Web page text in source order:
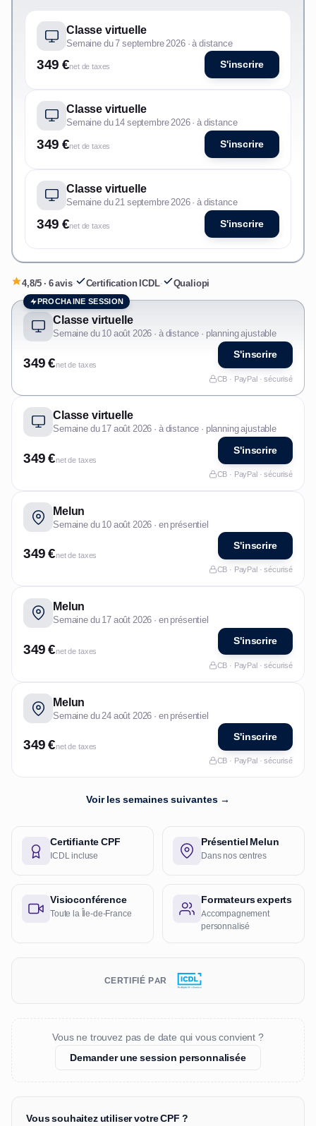
Classe virtuelle
Semaine du 7 septembre 2026 · à distance
349 €net de taxes S'inscrire
Classe virtuelle
Semaine du 14 septembre 2026 · à distance
349 €net de taxes S'inscrire
Classe virtuelle
Semaine du 21 septembre 2026 · à distance
349 €net de taxes S'inscrire
4,8/5 · 6 avis· Certification ICDL· Qualiopi
PROCHAINE SESSION
Classe virtuelle
Semaine du 10 août 2026 · à distance · planning ajustable
349 €net de taxes
S'inscrire
CB · PayPal · sécurisé
Classe virtuelle
Semaine du 17 août 2026 · à distance · planning ajustable
349 €net de taxes
S'inscrire
CB · PayPal · sécurisé
Melun
Semaine du 10 août 2026 · en présentiel
349 €net de taxes
S'inscrire
CB · PayPal · sécurisé
Melun
Semaine du 17 août 2026 · en présentiel
349 €net de taxes
S'inscrire
CB · PayPal · sécurisé
Melun
Semaine du 24 août 2026 · en présentiel
349 €net de taxes
S'inscrire
CB · PayPal · sécurisé
Voir les semaines suivantes →
Certifiante CPF
ICDL incluse
Présentiel Melun
Dans nos centres
Visioconférence
Toute la Île-de-France
Formateurs experts
Accompagnement
personnalisé
CERTIFIÉ PAR
Vous ne trouvez pas de date qui vous convient ?
Demander une session personnalisée
Vous souhaitez utiliser votre CPF ?